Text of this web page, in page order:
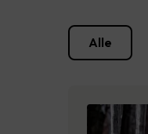
Alle